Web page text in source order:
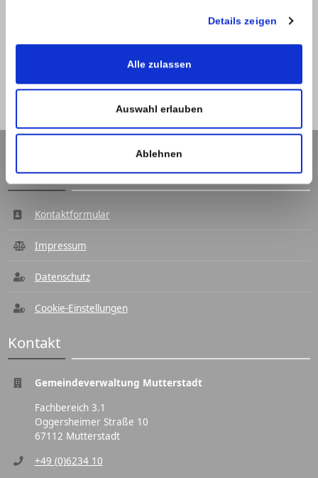
Details zeigen
Alle zulassen
Auswahl erlauben
Ablehnen
Zurück Absenden
Navigation
Kontaktformular
Impressum
Datenschutz
Cookie-Einstellungen
Kontakt
Gemeindeverwaltung Mutterstadt
Fachbereich 3.1
Oggersheimer Straße 10
67112 Mutterstadt
+49 (0)6234 10